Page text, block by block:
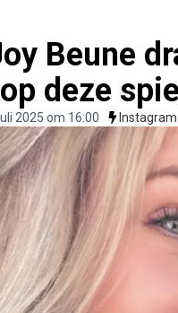
Beune
deze
2025 om 16:00 Instagram